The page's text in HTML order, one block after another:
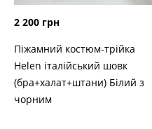
2 200 грн
Піжамний костюм-трійка
Helen італійський шовк
(бра+халат+штани) Білий з
чорним